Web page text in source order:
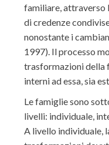
familiare, attraverso
di credenze
nonostante i
1997). Il processo
trasformazioni della
interni ad essa, sia
Le famiglie sono
livelli: individuale,
A livello individuale,